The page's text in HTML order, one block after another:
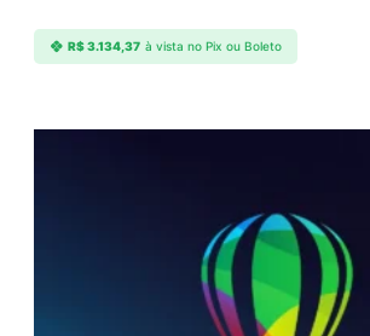
R$3.134,37 à vista no Pix ou Boleto